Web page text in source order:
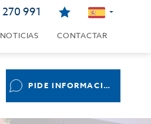
991
NOTICIAS CONTACTAR
PIDE INFORMACIÓN